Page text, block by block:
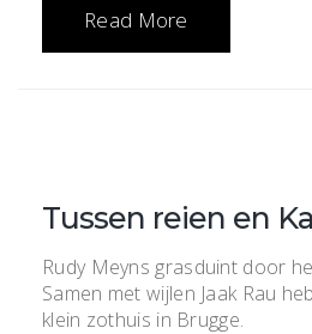
Read More
Tussen reien en
Rudy Meyns grasduint door
Samen met wijlen Jaak Rau
klein zothuis in Brugge.